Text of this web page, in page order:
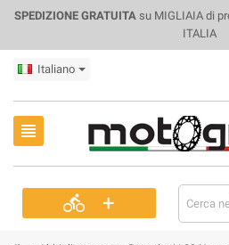
SPEDIZIONE GRATUITA su MIGLIAIA di
ITALIA
Italiano
view_headline
directions_bike +